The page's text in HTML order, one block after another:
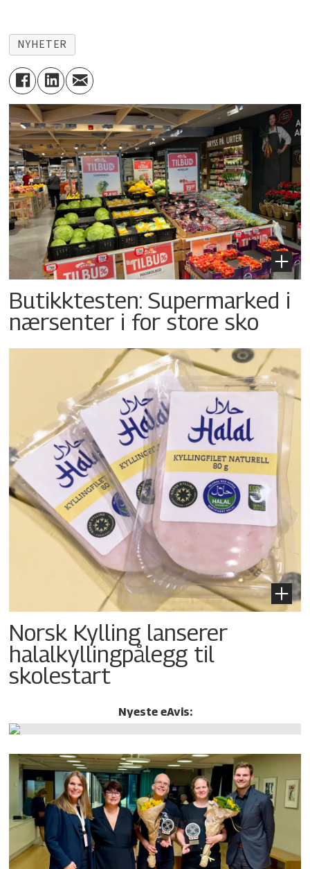
NYHETER
Butikktesten: Supermarked i
nærsenter i for store sko
Norsk Kylling lanserer
halalkylling­pålegg til
skolestart
Nyeste eAvis: